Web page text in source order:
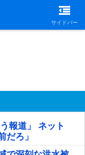
サイドバー
報道」 ネット
だろ」